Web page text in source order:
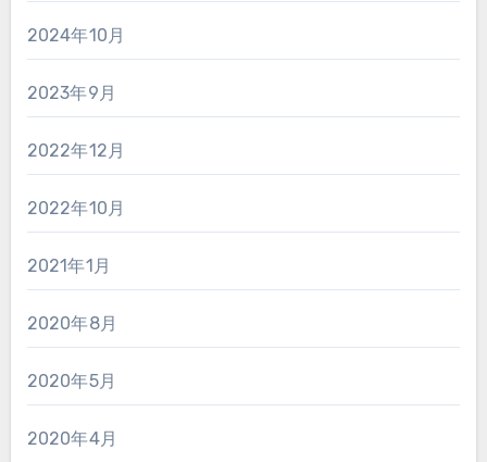
2024年10月
2023年9月
2022年12月
2022年10月
2021年1月
2020年8月
2020年5月
2020年4月